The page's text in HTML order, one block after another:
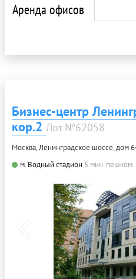
Аренда офисов
Бизнес-центр
кор.2 Лот №62058
Москва, Ленинградское шоссе, дом
м. Водный стадион 5 мин. пешком